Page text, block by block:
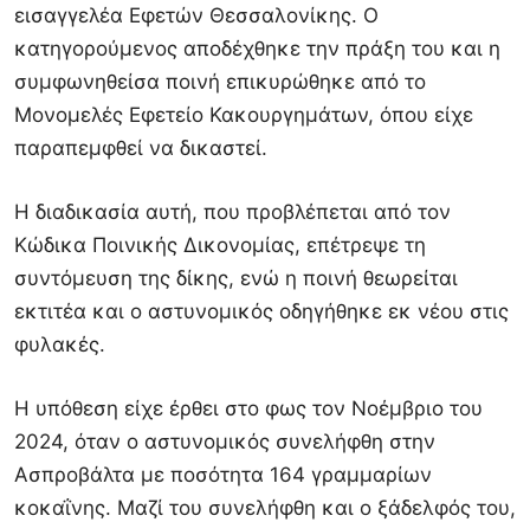
εισαγγελέα Εφετών Θεσσαλονίκης. Ο
κατηγορούμενος αποδέχθηκε την πράξη του και η
συμφωνηθείσα ποινή επικυρώθηκε από το
Μονομελές Εφετείο Κακουργημάτων, όπου είχε
παραπεμφθεί να δικαστεί.
Η διαδικασία αυτή, που προβλέπεται από τον
Κώδικα Ποινικής Δικονομίας, επέτρεψε τη
συντόμευση της δίκης, ενώ η ποινή θεωρείται
εκτιτέα και ο αστυνομικός οδηγήθηκε εκ νέου στις
φυλακές.
Η υπόθεση είχε έρθει στο φως τον Νοέμβριο του
2024, όταν ο αστυνομικός συνελήφθη στην
Ασπροβάλτα με ποσότητα 164 γραμμαρίων
κοκαΐνης. Μαζί του συνελήφθη και ο ξάδελφός του,